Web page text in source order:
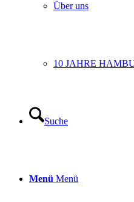
Über uns
10 JAHRE
Suche
Menü Menü